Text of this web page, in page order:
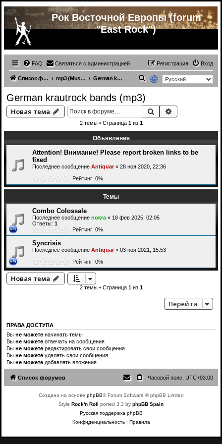
Рок Восточной Европы (forum
"East Rock")
FAQ Связаться с администрацией Вход
Регистрация
Список форумов mp3 (Music from other countries) German krautrock bands (mp3)
с
German krautrock bands (mp3)
Новая тема Поиск
2 темы • Страница 1из 1
Объявления
Attention! Внимание! Please report broken links to be
fixed
Последнее сообщение Antiquar« 28 ноя 2020, 22:36
Рейтинг: 0%
Темы
Combo Colossale
Последнее сообщение nokra « 18 фев 2025, 02:05
Ответы: 1
Рейтинг: 0%
Syncrisis
Последнее сообщение Antiquar« 03 ноя 2021, 15:53
Рейтинг: 0%
Новая тема
2 темы • Страница 1из 1
Перейти
ПРАВА ДОСТУПА
Вы не можете начинать темы
Вы не можете отвечать на сообщения
Вы не можете редактировать свои сообщения
Вы не можете удалять свои сообщения
Вы не можете добавлять вложения
Список форумов Часовой пояс: UTC+03:00
Создано на основе phpBB® Forum Software © phpBB Limited
Style Rock'n Roll ported 3.3 by phpBB Spain
Русская поддержка phpBB
Конфиденциальность| Правила